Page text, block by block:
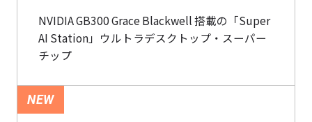
NVIDIA GB300 Grace Blackwell 搭載の「Super
AI Station」ウルトラデスクトップ・スーパー
チップ
NEW